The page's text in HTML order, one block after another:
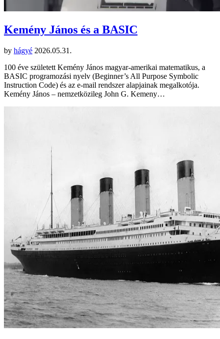
Kemény János és a BASIC
by hágyé 2026.05.31.
100 éve született Kemény János magyar-amerikai matematikus, a
BASIC programozási nyelv (Beginner’s All Purpose Symbolic
Instruction Code) és az e-mail rendszer alapjainak megalkotója.
Kemény János – nemzetközileg John G. Kemeny…